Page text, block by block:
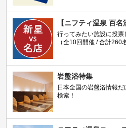
【ニフティ温泉 百名
行ってみたい施設に投票
（全10回開催 / 合計260
岩盤浴特集
日本全国の岩盤浴情報
検索！